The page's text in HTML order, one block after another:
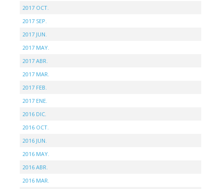
2017 OCT.
2017 SEP.
2017 JUN.
2017 MAY.
2017 ABR.
2017 MAR.
2017 FEB.
2017 ENE.
2016 DIC.
2016 OCT.
2016 JUN.
2016 MAY.
2016 ABR.
2016 MAR.